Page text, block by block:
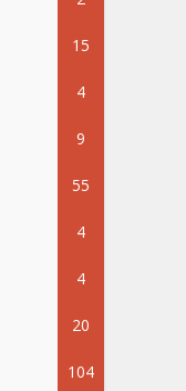
15
4
9
55
4
4
20
104